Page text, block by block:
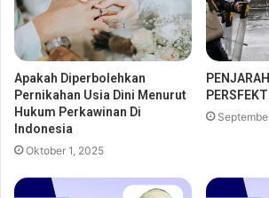
Apakah Diperbolehkan
Pernikahan Usia Dini Menurut
Hukum Perkawinan Di
Indonesia
Oktober 1, 2025